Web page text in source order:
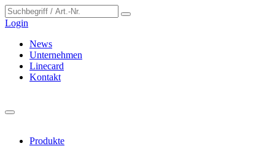
Login
News
Unternehmen
Linecard
Kontakt
Produkte
Cookie-Einstellungen